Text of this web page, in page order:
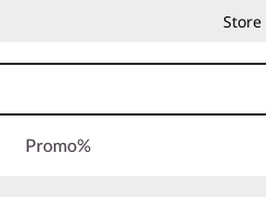
Store
Promo%